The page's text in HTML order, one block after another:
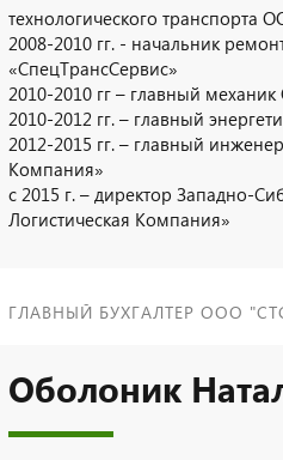
технологического транспорта
2008-2010 гг. - начальник
«СпецТрансСервис»
2010-2010 гг – главный
2010-2012 гг. – главный
2012-2015 гг. – главный
Компания»
c 2015 г. – директор Западно-
Логистическая Компания»
ГЛАВНЫЙ БУХГАЛТЕР ООО
Оболоник